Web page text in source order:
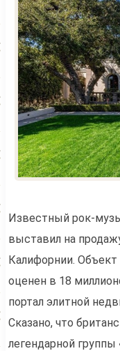
Известный рок-
выставил на
Калифорнии.
оценен в 18
портал элитной
Сказано, что
легендарной группы